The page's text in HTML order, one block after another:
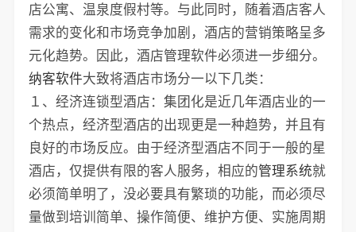
店公寓、温泉度假村等。与此同时，随着酒店客人
需求的变化和市场竞争加剧，酒店的营销策略呈多
元化趋势。因此，酒店管理软件必须进一步细分。
纳客软件大致将酒店市场分一以下几类：
１、经济连锁型酒店：集团化是近几年酒店业的一
个热点，经济型酒店的出现更是一种趋势，并且有
良好的市场反应。由于经济型酒店不同于一般的星
酒店，仅提供有限的客人服务，相应的管理系统就
必须简单明了，没必要具有繁琐的功能，而必须尽
量做到培训简单、操作简便、维护方便、实施周期